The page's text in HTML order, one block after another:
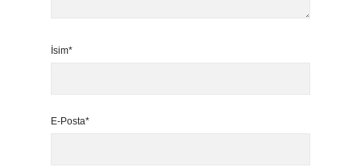
İsim*
E-Posta*